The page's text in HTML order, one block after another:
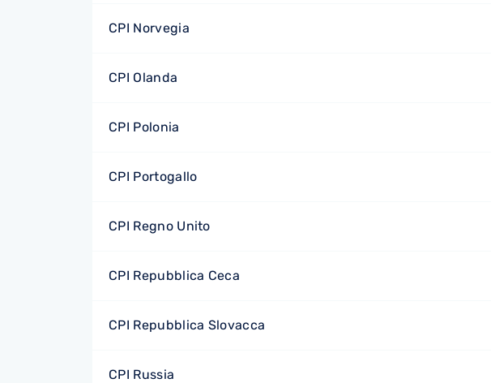
CPI Norvegia
CPI Olanda
CPI Polonia
CPI Portogallo
CPI Regno Unito
CPI Repubblica Ceca
CPI Repubblica Slovacca
CPI Russia